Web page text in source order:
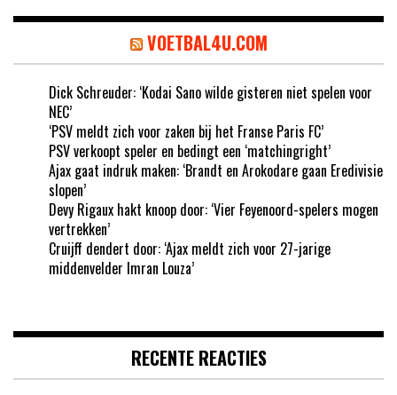
VOETBAL4U.COM
Dick Schreuder: ‘Kodai Sano wilde gisteren niet spelen voor
NEC’
‘PSV meldt zich voor zaken bij het Franse Paris FC’
PSV verkoopt speler en bedingt een ‘matchingright’
Ajax gaat indruk maken: ‘Brandt en Arokodare gaan Eredivisie
slopen’
Devy Rigaux hakt knoop door: ‘Vier Feyenoord-spelers mogen
vertrekken’
Cruijff dendert door: ‘Ajax meldt zich voor 27-jarige
middenvelder Imran Louza’
RECENTE REACTIES